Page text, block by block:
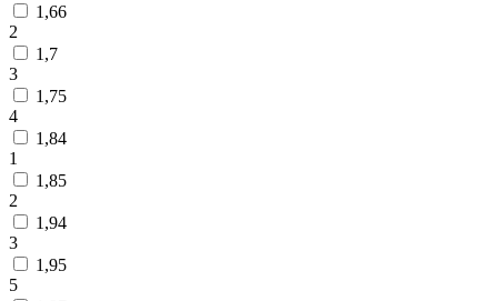
1,66
2
1,7
3
1,75
4
1,84
1
1,85
2
1,94
3
1,95
5